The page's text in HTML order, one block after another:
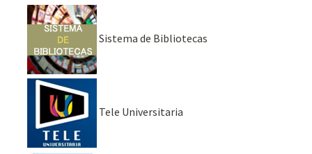
Sistema de Bibliotecas
Tele Universitaria